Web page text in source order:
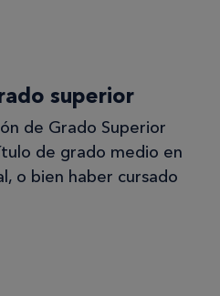
superior
de Grado Superior
de grado medio en
o bien haber cursado